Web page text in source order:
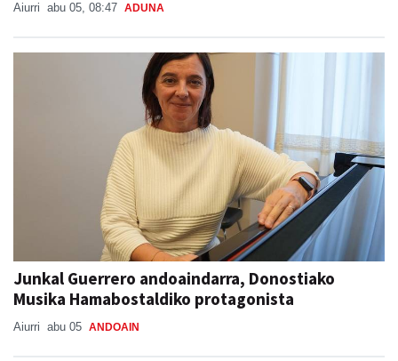
Aiurri abu 05, 08:47 ADUNA
Junkal Guerrero andoaindarra, Donostiako
Musika Hamabostaldiko protagonista
Aiurri abu 05 ANDOAIN